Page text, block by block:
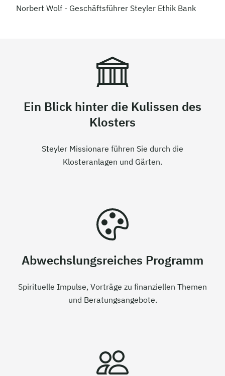
Norbert Wolf - Geschäftsführer Steyler Ethik Bank
Ein Blick hinter die Kulissen des
Klosters
Steyler Missionare führen Sie durch die
Klosteranlagen und Gärten.
Abwechslungsreiches Programm
Spirituelle Impulse, Vorträge zu finanziellen Themen
und Beratungsangebote.